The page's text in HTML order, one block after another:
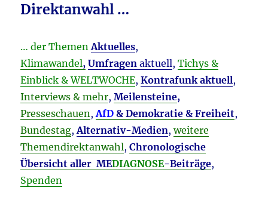
Direktanwahl …
… der ThemenAktuelles,
Klimawandel, Umfragen aktuell,Tichys &
Einblick & WELTWOCHE,Kontrafunk aktuell,
Interviews & mehr,Meilensteine,
Presseschauen, AfD & Demokratie & Freiheit,
Bundestag,Alternativ-Medien,weitere
Themendirektanwahl,Chronologische
Übersicht aller MEDIAGNOSE-Beiträge,
Spenden